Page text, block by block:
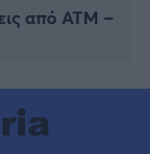
από ΑΤΜ –